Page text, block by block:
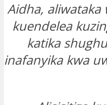
Aidha,
kuendelea
katika
inafanyika kwa